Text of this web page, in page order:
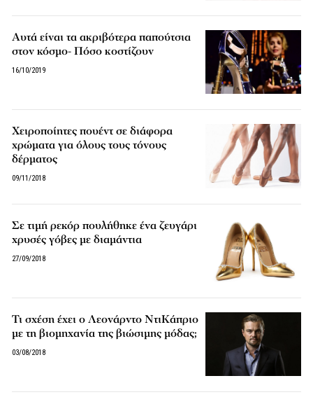
Αυτά είναι τα ακριβότερα παπούτσια
στον κόσμο- Πόσο κοστίζουν
16/10/2019
Χειροποίητες πουέντ σε διάφορα
χρώματα για όλους τους τόνους
δέρματος
09/11/2018
Σε τιμή ρεκόρ πουλήθηκε ένα ζευγάρι
χρυσές γόβες με διαμάντια
27/09/2018
Τι σχέση έχει ο Λεονάρντο ΝτιΚάπριο
με τη βιομηχανία της βιώσιμης μόδας;
03/08/2018